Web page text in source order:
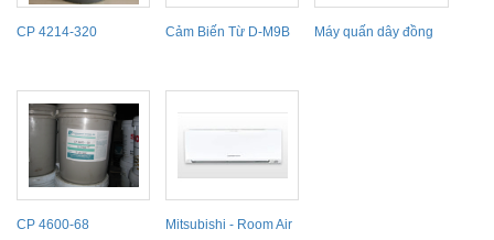
CP 4214-320 Cảm Biến Từ D-M9B
Máy quấn dây đồng
CP 4600-68
Mitsubishi - Room Air